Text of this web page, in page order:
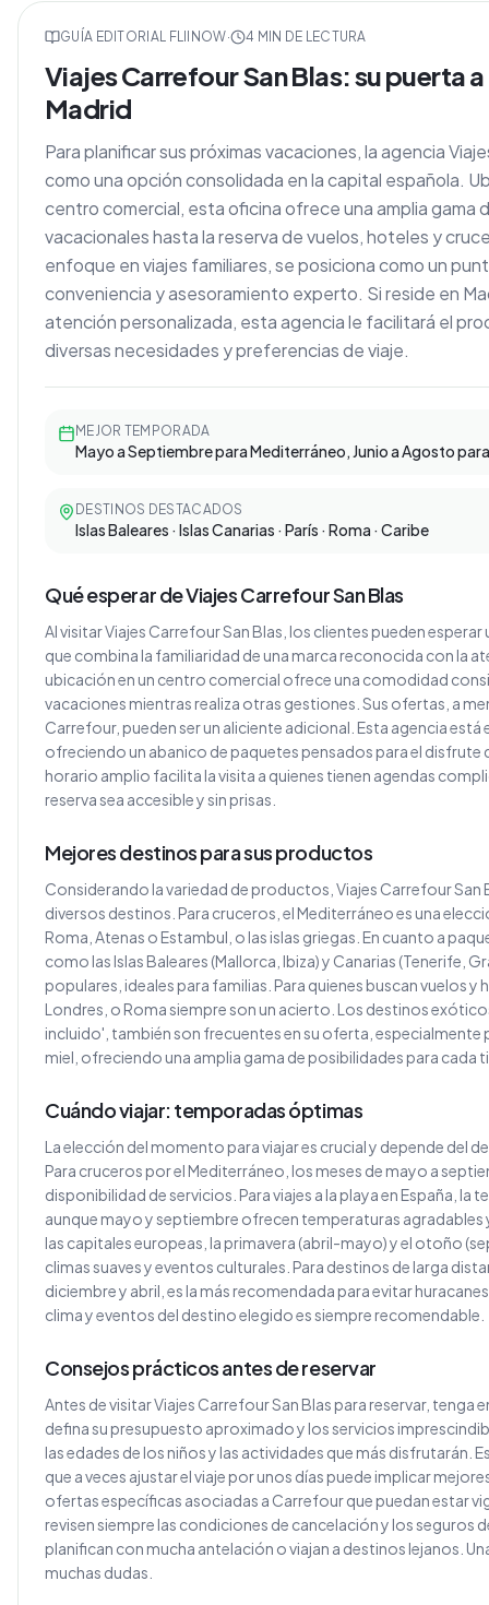
GUÍA EDITORIAL FLIINOW· 4 MIN DE LECTURA
Viajes Carrefour San Blas: su puerta
Madrid
Para planificar sus próximas vacaciones, la agencia
como una opción consolidada en la capital española.
centro comercial, esta oficina ofrece una amplia gama
vacacionales hasta la reserva de vuelos, hoteles y
enfoque en viajes familiares, se posiciona como un
conveniencia y asesoramiento experto. Si reside en
atención personalizada, esta agencia le facilitará el
diversas necesidades y preferencias de viaje.
MEJOR TEMPORADA
Mayo a Septiembre para Mediterráneo, Junio a Agosto
DESTINOS DESTACADOS
Islas Baleares · Islas Canarias · París · Roma · Caribe
Qué esperar de Viajes Carrefour San Blas
Al visitar Viajes Carrefour San Blas, los clientes pueden
que combina la familiaridad de una marca reconocida con la
ubicación en un centro comercial ofrece una comodidad
vacaciones mientras realiza otras gestiones. Sus ofertas, a
Carrefour, pueden ser un aliciente adicional. Esta agencia
ofreciendo un abanico de paquetes pensados para el
horario amplio facilita la visita a quienes tienen agendas
reserva sea accesible y sin prisas.
Mejores destinos para sus productos
Considerando la variedad de productos, Viajes Carrefour San
diversos destinos. Para cruceros, el Mediterráneo es una
Roma, Atenas o Estambul, o las islas griegas. En cuanto a
como las Islas Baleares (Mallorca, Ibiza) y Canarias (Tenerife,
populares, ideales para familias. Para quienes buscan vuelos
Londres, o Roma siempre son un acierto. Los destinos
incluido', también son frecuentes en su oferta, especialmente
miel, ofreciendo una amplia gama de posibilidades para cada
Cuándo viajar: temporadas óptimas
La elección del momento para viajar es crucial y depende del
Para cruceros por el Mediterráneo, los meses de mayo a
disponibilidad de servicios. Para viajes a la playa en España,
aunque mayo y septiembre ofrecen temperaturas agradables
las capitales europeas, la primavera (abril-mayo) y el otoño
climas suaves y eventos culturales. Para destinos de larga
diciembre y abril, es la más recomendada para evitar
clima y eventos del destino elegido es siempre recomendable.
Consejos prácticos antes de reservar
Antes de visitar Viajes Carrefour San Blas para reservar,
defina su presupuesto aproximado y los servicios
las edades de los niños y las actividades que más disfrutarán.
que a veces ajustar el viaje por unos días puede implicar
ofertas específicas asociadas a Carrefour que puedan estar
revisen siempre las condiciones de cancelación y los seguros
planifican con mucha antelación o viajan a destinos lejanos.
muchas dudas.